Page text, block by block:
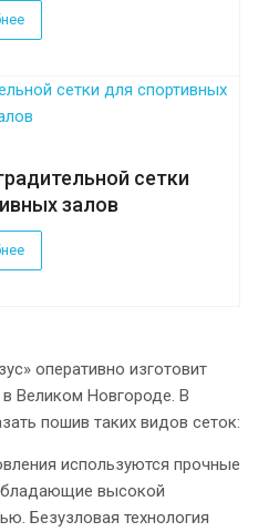
сетки
залов
оперативно изготовит
Великом Новгороде. В
пошив таких видов сеток:
используются прочные
высокой
Безузловая технология